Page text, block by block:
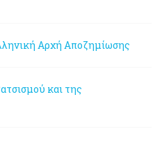
Αρχή Αποζημίωσης
και της